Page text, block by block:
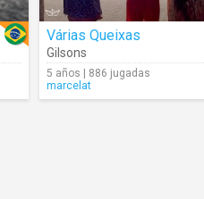
Várias Queixas
Gilsons
5 años | 886 jugadas
marcelat